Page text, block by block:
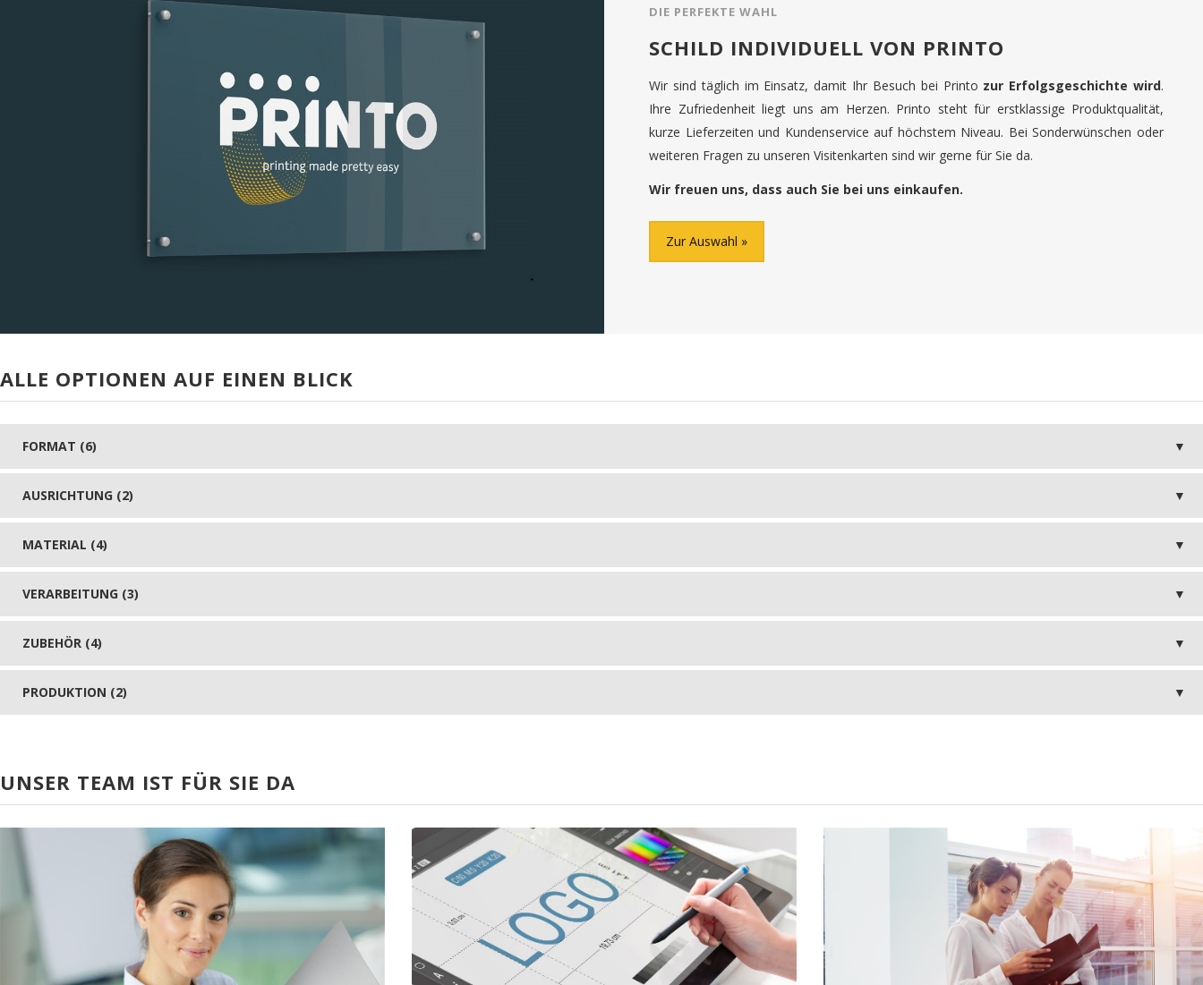
DIE PERFEKTE WAHL
SCHILD INDIVIDUELL VON PRINTO
Wir sind täglich im Einsatz, damit Ihr Besuch bei Printo zur Erfolgsgeschichte wird.
Ihre Zufriedenheit liegt uns am Herzen. Printo steht für erstklassige Produktqualität,
kurze Lieferzeiten und Kundenservice auf höchstem Niveau. Bei Sonderwünschen oder
weiteren Fragen zu unseren Visitenkarten sind wir gerne für Sie da.
Wir freuen uns, dass auch Sie bei uns einkaufen.
Zur Auswahl
ALLE OPTIONEN AUF EINEN BLICK
FORMAT (6)
AUSRICHTUNG (2)
MATERIAL (4)
VERARBEITUNG (3)
ZUBEHÖR (4)
PRODUKTION (2)
UNSER TEAM IST FÜR SIE DA